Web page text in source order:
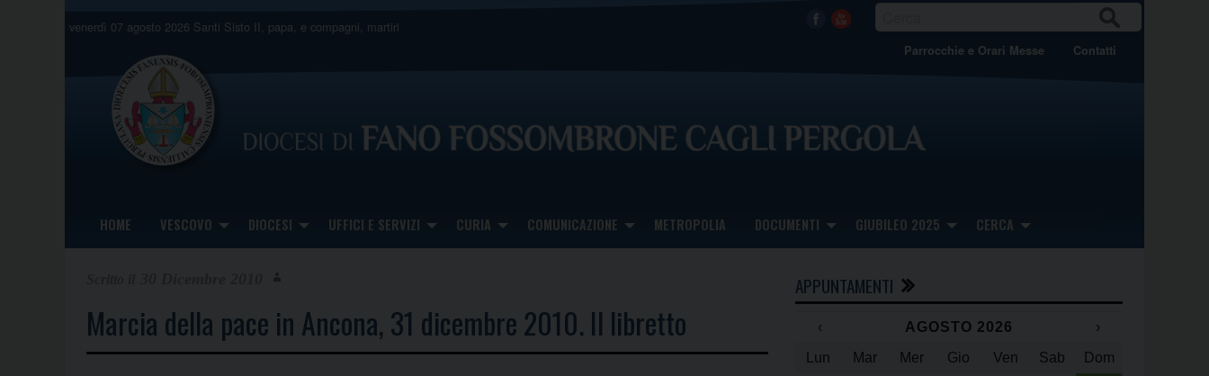
venerdì 07 agosto 2026 Santi Sisto II, papa, e compagni, martiri Facebook
Youtube CA
Parrocchie e Orari Messe Contatti
HOME VESCOVO DIOCESI UFFICI E SERVIZI CURIA COMUNICAZIONE METROPOLIA DOCUMENTI GIUBILEO 2025 CERCA
Marcia della pace in Ancona, 31 dicembre 2010. Il libretto
APPUNTAMENTI
‹ AGOSTO 2026
›
Lun
Mar Mer Gio Ven Sab Dom